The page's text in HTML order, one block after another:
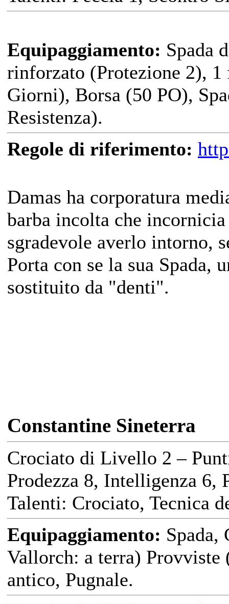
Equipaggiamento: Spada
rinforzato (Protezione 2),
Giorni), Borsa (50 PO),
Resistenza).
Regole di riferimento:
Damas ha corporatura
barba incolta che
sgradevole averlo intorno,
Porta con se la sua Spada,
sostituito da "denti".
Constantine Sineterra
Crociato di Livello 2 –
Prodezza 8, Intelligenza 6,
Talenti: Crociato, Tecnica
Equipaggiamento: Spada,
Vallorch: a terra) Provviste
antico, Pugnale.